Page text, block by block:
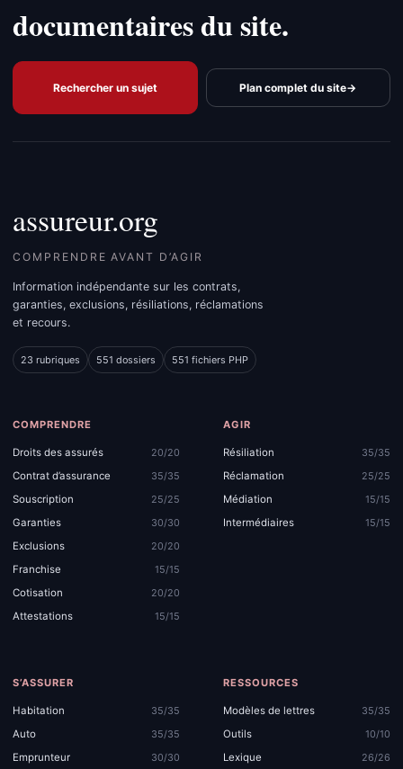
documentaires du site.
Rechercher un sujet Plan complet du site→
assureur.org
COMPRENDRE AVANT D’AGIR
Information indépendante sur les contrats,
garanties, exclusions, résiliations, réclamations
et recours.
23 rubriques 551 dossiers 551 fichiers PHP
COMPRENDRE
Droits des assurés
20/20
Contrat d’assurance
35/35
Souscription
25/25
Garanties
30/30
Exclusions
20/20
Franchise
15/15
Cotisation
20/20
Attestations
15/15
AGIR
Résiliation
35/35
Réclamation
25/25
Médiation
15/15
Intermédiaires
15/15
S’ASSURER
Habitation
35/35
Auto
35/35
Emprunteur
30/30
RESSOURCES
Modèles de lettres
35/35
Outils
10/10
Lexique
26/26